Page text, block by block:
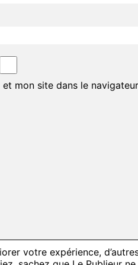
mon site dans le
votre expérience,